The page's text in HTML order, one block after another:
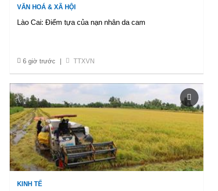
VĂN HOÁ & XÃ HỘI
Lào Cai: Điểm tựa của nạn nhân da cam
6 giờ trước TTXVN
KINH TẾ